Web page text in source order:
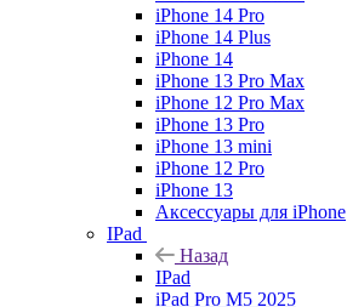
iPhone 14 Pro
iPhone 14 Plus
iPhone 14
iPhone 13 Pro Max
iPhone 12 Pro Max
iPhone 13 Pro
iPhone 13 mini
iPhone 12 Pro
iPhone 13
Аксессуары для iPhone
IPad
Назад
IPad
iPad Pro M5 2025